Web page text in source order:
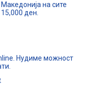
на сите
ден.
Нудиме можност